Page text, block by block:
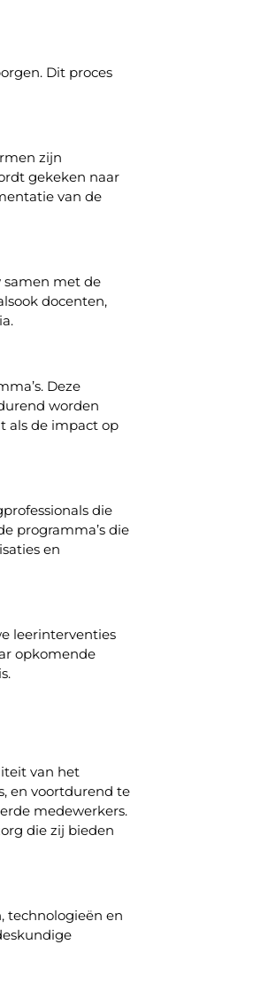
Dit proces
zijn
gekeken naar
van de
samen met de
docenten,
Deze
worden
als de impact op
die
programma’s die
en
leerinterventies
opkomende
van het
en voortdurend te
medewerkers.
die zij bieden
technologieën en